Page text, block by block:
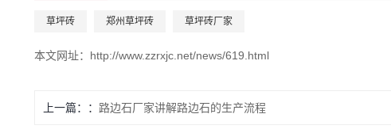
草坪砖 郑州草坪砖 草坪砖厂家
本文网址： http://www.zzrxjc.net/news/619.html
上一篇： 路边石厂家讲解路边石的生产流程